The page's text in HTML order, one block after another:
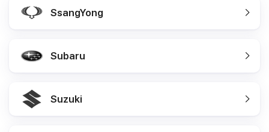
SsangYong
Subaru
Suzuki